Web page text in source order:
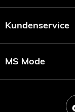
Kundenservice
MS Mode